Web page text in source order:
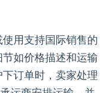
用支持国际销售的
如价格描述和运输
订单时，卖家处理